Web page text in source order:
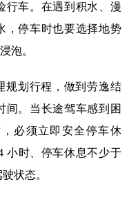
行车。在遇到积水、漫
，停车时也要选择地势
泡。
规划行程，做到劳逸结
间。当长途驾车感到困
必须立即安全停车休
小时、停车休息不少于
状态。